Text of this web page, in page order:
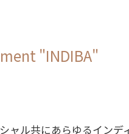
"INDIBA"
ャル共にあらゆるイン